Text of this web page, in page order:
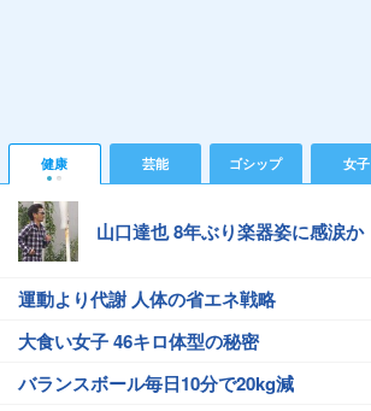
健康 芸能 ゴシップ 女子
山口達也 8年ぶり楽器姿に感涙か
運動より代謝 人体の省エネ戦略
大食い女子 46キロ体型の秘密
バランスボール毎日10分で20kg減